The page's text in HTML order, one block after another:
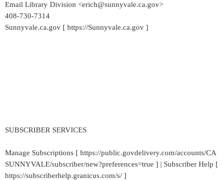
Email Library Division <erich@sunnyvale.ca.gov>
408-730-7314
Sunnyvale.ca.gov [ https://Sunnyvale.ca.gov ]
SUBSCRIBER SERVICES
Manage Subscriptions [ https://public.govdelivery.com/accounts/CA
SUNNYVALE/subscriber/new?preferences=true ] | Subscriber Help [
https://subscriberhelp.granicus.com/s/ ]